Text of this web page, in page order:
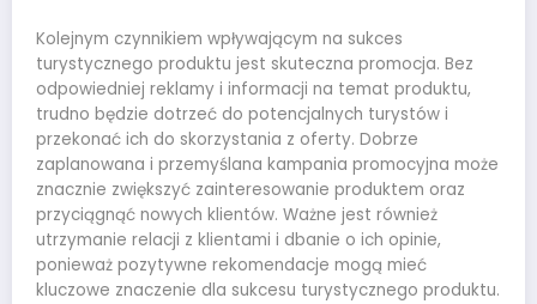
Kolejnym czynnikiem wpływającym na sukces
turystycznego produktu jest skuteczna promocja. Bez
odpowiedniej reklamy i informacji na temat produktu,
trudno będzie dotrzeć do potencjalnych turystów i
przekonać ich do skorzystania z oferty. Dobrze
zaplanowana i przemyślana kampania promocyjna może
znacznie zwiększyć zainteresowanie produktem oraz
przyciągnąć nowych klientów. Ważne jest również
utrzymanie relacji z klientami i dbanie o ich opinie,
ponieważ pozytywne rekomendacje mogą mieć
kluczowe znaczenie dla sukcesu turystycznego produktu.